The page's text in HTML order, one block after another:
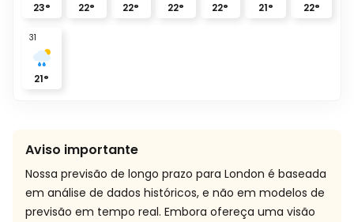
23° 22° 22° 22° 22° 21° 22°
31
21°
Aviso importante
Nossa previsão de longo prazo para London é baseada
em análise de dados históricos, e não em modelos de
previsão em tempo real. Embora ofereça uma visão